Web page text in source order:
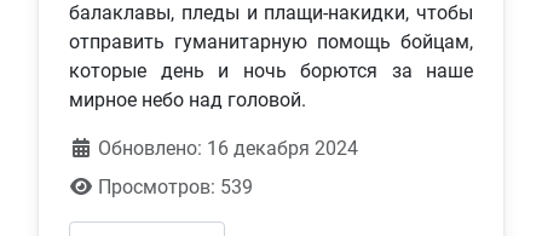
балаклавы, пледы и плащи-накидки, чтобы
отправить гуманитарную помощь бойцам,
которые день и ночь борются за наше
мирное небо над головой.
Обновлено: 16 декабря 2024
Просмотров: 539